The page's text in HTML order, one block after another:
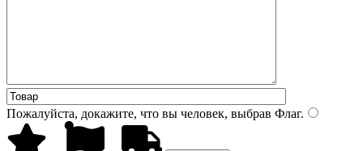
Пожалуйста, докажите, что вы человек, выбрав Флаг.